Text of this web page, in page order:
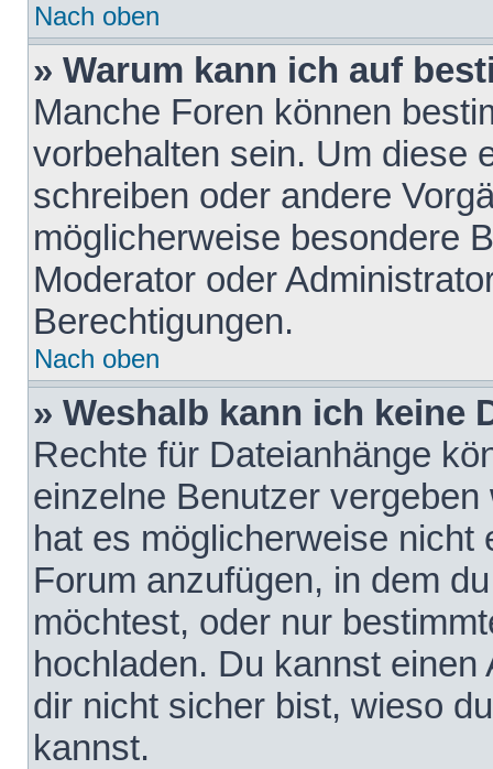
Nach oben
» Warum kann ich auf
Manche Foren können
vorbehalten sein. Um diese
schreiben oder andere
möglicherweise besondere
Moderator oder
Berechtigungen.
Nach oben
» Weshalb kann ich keine
Rechte für Dateianhänge
einzelne Benutzer
hat es möglicherweise nicht
Forum anzufügen, in dem
möchtest, oder nur
hochladen. Du kannst
dir nicht sicher bist, wieso
kannst.